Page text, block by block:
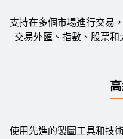
支持在多個市場進行交易
交易外匯、指數、股票
使用先進的製圖工具和技